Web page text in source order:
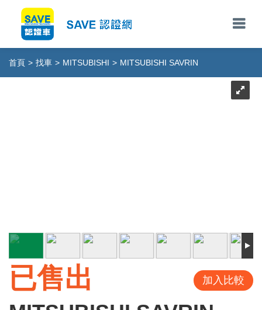
首頁 > 找車 > MITSUBISHI > MITSUBISHI SAVRIN
已售出 加入比較